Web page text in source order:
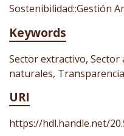
Sostenibilidad::Gestión
Keywords
Sector extractivo, Sector
naturales, Transparencia
URI
https://hdl.handle.net/